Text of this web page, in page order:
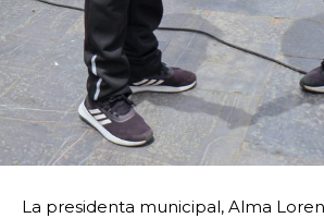
La presidenta municipal, Alma